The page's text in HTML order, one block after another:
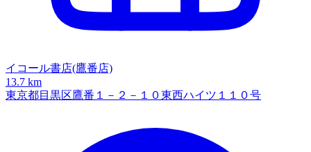
イコール書店(鷹番店)
13.7 km
東京都目黒区鷹番１－２－１０東西ハイツ１１０号